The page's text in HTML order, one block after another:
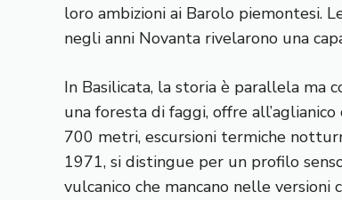
loro ambizioni ai Barolo piemontesi.
negli anni Novanta rivelarono una
In Basilicata, la storia è parallela ma
una foresta di faggi, offre
700 metri, escursioni termiche
1971, si distingue per un profilo
vulcanico che mancano nelle